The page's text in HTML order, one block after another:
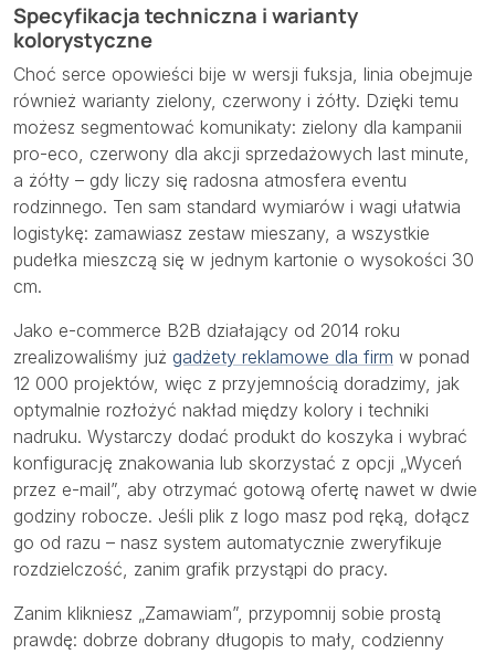
Specyfikacja techniczna i warianty
kolorystyczne
Choć serce opowieści bije w wersji fuksja, linia obejmuje
również warianty zielony, czerwony i żółty. Dzięki temu
możesz segmentować komunikaty: zielony dla kampanii
pro-eco, czerwony dla akcji sprzedażowych last minute,
a żółty – gdy liczy się radosna atmosfera eventu
rodzinnego. Ten sam standard wymiarów i wagi ułatwia
logistykę: zamawiasz zestaw mieszany, a wszystkie
pudełka mieszczą się w jednym kartonie o wysokości 30
cm.
Jako e-commerce B2B działający od 2014 roku
zrealizowaliśmy już gadżety reklamowe dla firm w ponad
12 000 projektów, więc z przyjemnością doradzimy, jak
optymalnie rozłożyć nakład między kolory i techniki
nadruku. Wystarczy dodać produkt do koszyka i wybrać
konfigurację znakowania lub skorzystać z opcji „Wyceń
przez e-mail”, aby otrzymać gotową ofertę nawet w dwie
godziny robocze. Jeśli plik z logo masz pod ręką, dołącz
go od razu – nasz system automatycznie zweryfikuje
rozdzielczość, zanim grafik przystąpi do pracy.
Zanim klikniesz „Zamawiam”, przypomnij sobie prostą
prawdę: dobrze dobrany długopis to mały, codzienny